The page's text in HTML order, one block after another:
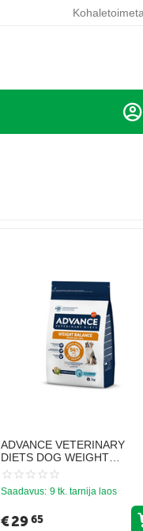
ADVANCE VETERINARY
DIETS DOG WEIGHT
BALANCE 3KG - KOERTELE
KAALU KONTROLLIKS
Saadavus: 9 tk. tarnija laos
€2965